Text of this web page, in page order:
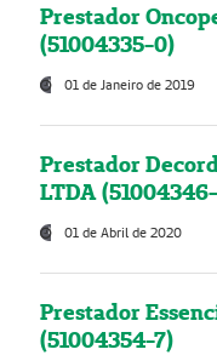
Prestador
(51004335-0)
01 de Janeiro de 2019
Prestador
LTDA
01 de Abril de 2020
Prestador
(51004354-7)